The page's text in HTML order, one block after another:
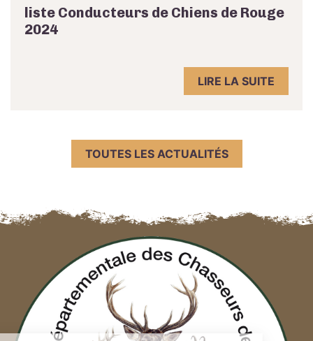
liste Conducteurs de Chiens de Rouge
2024
LIRE LA SUITE
TOUTES LES ACTUALITÉS